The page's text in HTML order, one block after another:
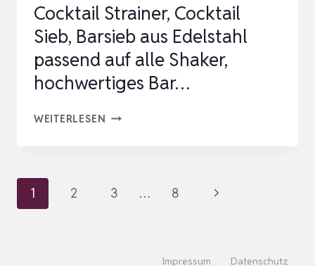
Cocktail Strainer, Cocktail
Sieb, Barsieb aus Edelstahl
passend auf alle Shaker,
hochwertiges Bar…
WEITERLESEN COCKTAIL
BARSIEB
Seitennavigation
1 2 3 … 8
Nächste
Impressum Datenschutz